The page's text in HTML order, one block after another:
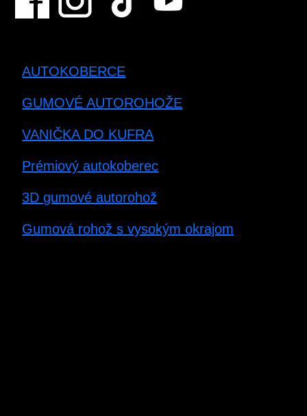
AUTOKOBERCE
GUMOVÉ AUTOROHOŽE
VANIČKA DO KUFRA
Prémiový autokoberec
3D gumové autorohož
Gumová rohož s vysokým okrajom